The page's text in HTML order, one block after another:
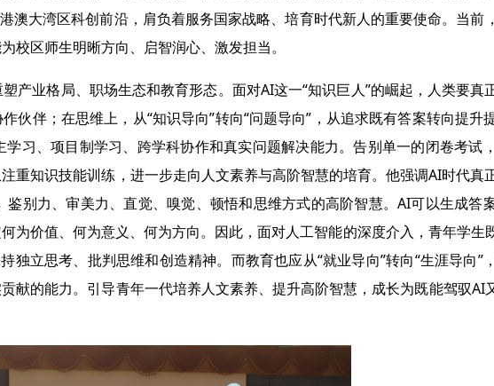
澳大湾区科创前沿，肩负着服务国家战略、培育时代新人的重要使命。当前
校区师生明晰方向、启智润心、激发担当。
产业格局、职场生态和教育形态。面对AI这一“知识巨人”的崛起，人类要真
伙伴；在思维上，从“知识导向”转向“问题导向”，从追求既有答案转向提升
习、项目制学习、跨学科协作和真实问题解决能力。告别单一的闭卷考试
重知识技能训练，进一步走向人文素养与高阶智慧的培育。他强调AI时代真
别力、审美力、直觉、嗅觉、顿悟和思维方式的高阶智慧。AI可以生成答
为价值、何为意义、何为方向。因此，面对人工智能的深度介入，青年学生
独立思考、批判思维和创造精神。而教育也应从“就业导向”转向“生涯导向”
献的能力。引导青年一代培养人文素养、提升高阶智慧，成长为既能驾驭AI